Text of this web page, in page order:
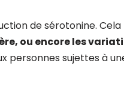
de sérotonine.
ou encore les
personnes sujettes à